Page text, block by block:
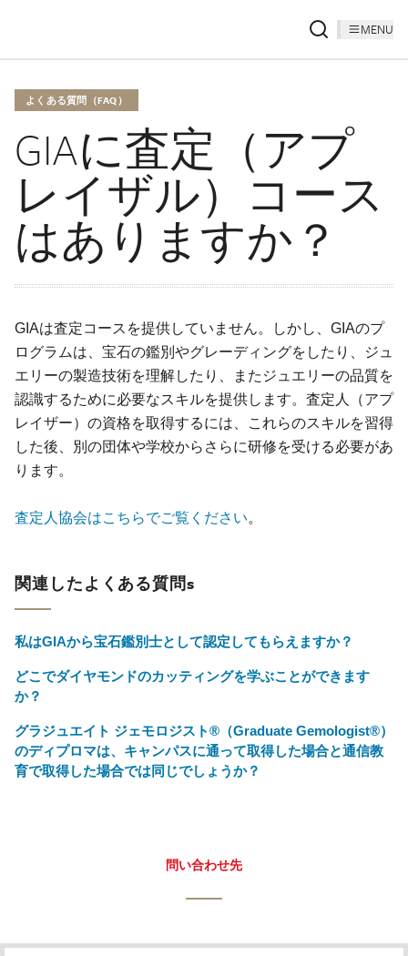
MENU
よくある質問（FAQ）
GIAに査定（アプ
レイザル）コース
はありますか？
GIAは査定コースを提供していません。しかし、GIAのプ
ログラムは、宝石の鑑別やグレーディングをしたり、ジュ
エリーの製造技術を理解したり、またジュエリーの品質を
認識するために必要なスキルを提供します。査定人（アプ
レイザー）の資格を取得するには、これらのスキルを習得
した後、別の団体や学校からさらに研修を受ける必要があ
ります。
査定人協会はこちらでご覧ください。
関連したよくある質問s
私はGIAから宝石鑑別士として認定してもらえますか？
どこでダイヤモンドのカッティングを学ぶことができます
か？
グラジュエイト ジェモロジスト®（Graduate Gemologist®）
のディプロマは、キャンパスに通って取得した場合と通信教
育で取得した場合では同じでしょうか？
問い合わせ先